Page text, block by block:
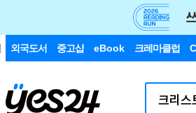
외국도서 중고샵 eBook 크레마클럽